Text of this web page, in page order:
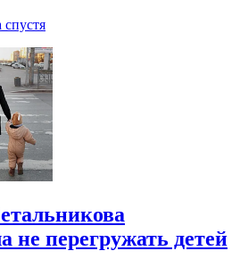
спустя
не перегружать детей